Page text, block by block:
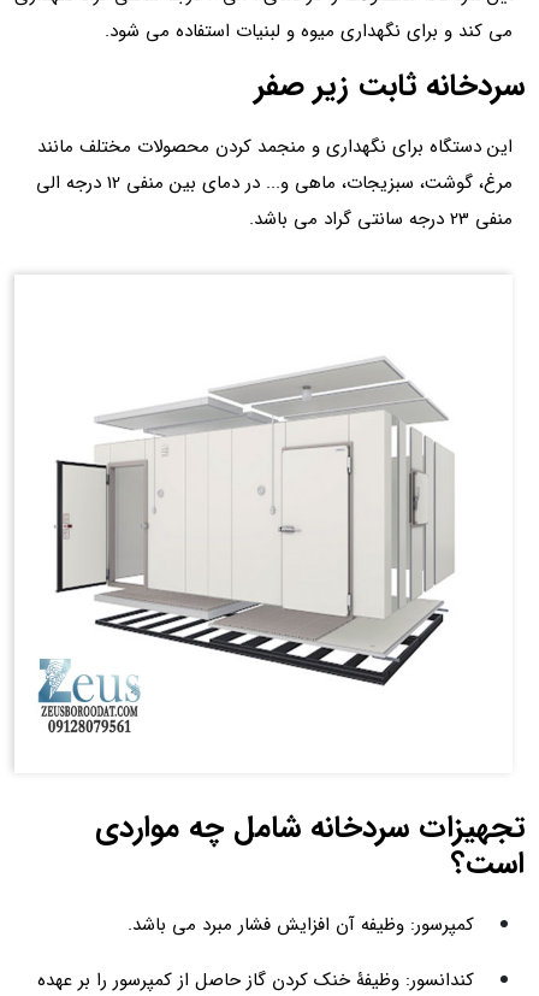
می کند و برای نگهداری میوه و لبنیات استفاده می شود.
سردخانه ثابت زیر صفر
این دستگاه برای نگهداری و منجمد کردن محصولات مختلف مانند
مرغ، گوشت، سبزیجات، ماهی و... در دمای بین منفی 12 درجه الی
منفی 23 درجه سانتی گراد می باشد.
تجهیزات سردخانه شامل چه مواردی
است؟
کمپرسور: وظیفه آن افزایش فشار مبرد می باشد.
کندانسور: وظيفۀ خنک کردن گاز حاصل از كمپرسور را بر عهده